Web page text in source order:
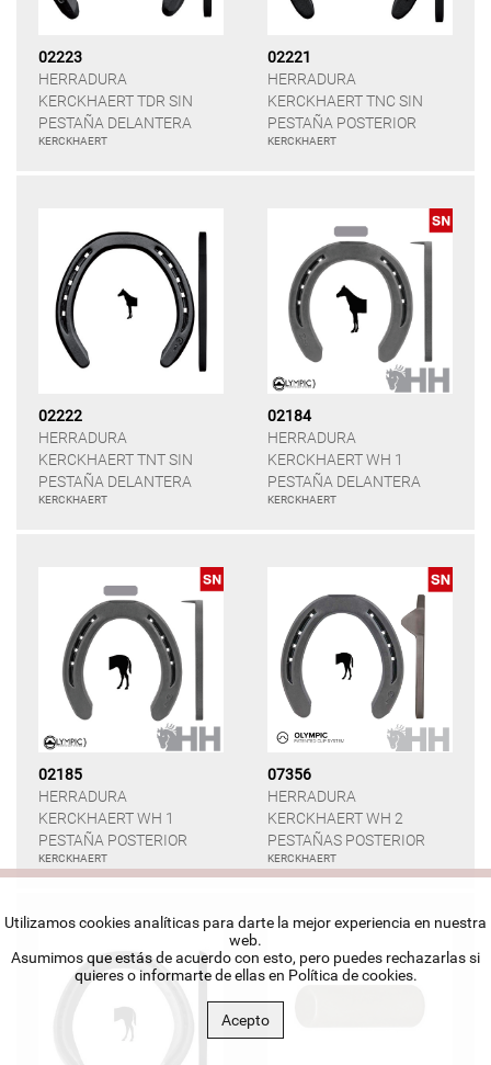
02223
HERRADURA
KERCKHAERT TDR SIN
PESTAÑA DELANTERA
KERCKHAERT
02221
HERRADURA
KERCKHAERT TNC SIN
PESTAÑA POSTERIOR
KERCKHAERT
02222
HERRADURA
KERCKHAERT TNT SIN
PESTAÑA DELANTERA
KERCKHAERT
02184
HERRADURA
KERCKHAERT WH 1
PESTAÑA DELANTERA
KERCKHAERT
02185
HERRADURA
KERCKHAERT WH 1
PESTAÑA POSTERIOR
KERCKHAERT
07356
HERRADURA
KERCKHAERT WH 2
PESTAÑAS POSTERIOR
KERCKHAERT
Utilizamos cookies analíticas para darte la mejor experiencia en nuestra
web.
Asumimos que estás de acuerdo con esto, pero puedes rechazarlas si
quieres o informarte de ellas en Política de cookies.
Acepto